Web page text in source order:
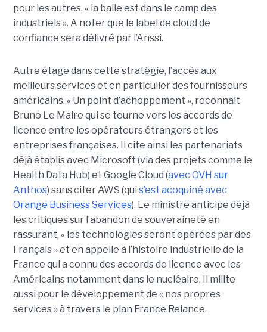
pour les autres, « la balle est dans le camp des
industriels ». A noter que le label de cloud de
confiance sera délivré par l’Anssi.
Autre étage dans cette stratégie, l’accès aux
meilleurs services et en particulier des fournisseurs
américains. « Un point d’achoppement », reconnait
Bruno Le Maire qui se tourne vers les accords de
licence entre les opérateurs étrangers et les
entreprises françaises. Il cite ainsi les partenariats
déjà établis avec Microsoft (via des projets comme le
Health Data Hub) et Google Cloud (avec OVH sur
Anthos) sans citer AWS (qui s’est acoquiné avec
Orange Business Services). Le ministre anticipe déjà
les critiques sur l’abandon de souveraineté en
rassurant, « les technologies seront opérées par des
Français » et en appelle à l’histoire industrielle de la
France qui a connu des accords de licence avec les
Américains notamment dans le nucléaire. Il milite
aussi pour le développement de « nos propres
services » à travers le plan France Relance.